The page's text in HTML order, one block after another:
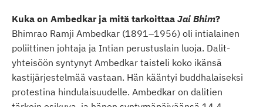
Kuka on Ambedkar ja mitä tarkoittaa Jai Bhim?
Bhimrao Ramji Ambedkar (1891–1956) oli intialainen
poliittinen johtaja ja Intian perustuslain luoja. Dalit-
yhteisöön syntynyt Ambedkar taisteli koko ikänsä
kastijärjestelmää vastaan. Hän kääntyi buddhalaiseksi
protestina hindulaisuudelle. Ambedkar on dalitien